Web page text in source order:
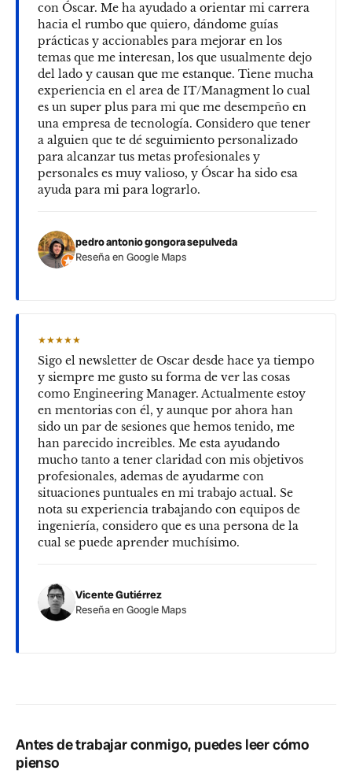
con Óscar. Me ha ayudado a orientar mi carrera
hacia el rumbo que quiero, dándome guías
prácticas y accionables para mejorar en los
temas que me interesan, los que usualmente dejo
del lado y causan que me estanque. Tiene mucha
experiencia en el area de IT/Managment lo cual
es un super plus para mi que me desempeño en
una empresa de tecnología. Considero que tener
a alguien que te dé seguimiento personalizado
para alcanzar tus metas profesionales y
personales es muy valioso, y Óscar ha sido esa
ayuda para mi para lograrlo.
pedro antonio gongora sepulveda
Reseña en Google Maps
★★★★★
Sigo el newsletter de Oscar desde hace ya tiempo
y siempre me gusto su forma de ver las cosas
como Engineering Manager. Actualmente estoy
en mentorias con él, y aunque por ahora han
sido un par de sesiones que hemos tenido, me
han parecido increibles. Me esta ayudando
mucho tanto a tener claridad con mis objetivos
profesionales, ademas de ayudarme con
situaciones puntuales en mi trabajo actual. Se
nota su experiencia trabajando con equipos de
ingeniería, considero que es una persona de la
cual se puede aprender muchísimo.
Vicente Gutiérrez
Reseña en Google Maps
Antes de trabajar conmigo, puedes leer cómo
pienso